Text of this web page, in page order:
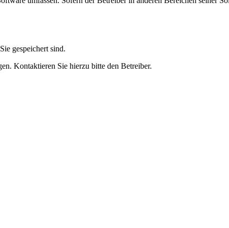
gespeichert sind.
Kontaktieren Sie hierzu bitte den Betreiber.